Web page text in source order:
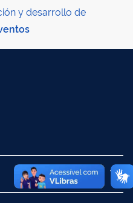
y desarrollo de